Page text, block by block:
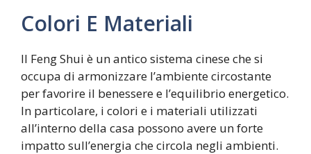
Colori E Materiali
Il Feng Shui è un antico sistema cinese che si
occupa di armonizzare l’ambiente circostante
per favorire il benessere e l’equilibrio energetico.
In particolare, i colori e i materiali utilizzati
all’interno della casa possono avere un forte
impatto sull’energia che circola negli ambienti.